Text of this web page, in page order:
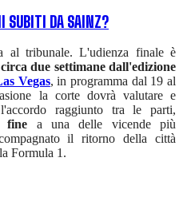
SUBITI DA SAINZ?
al tribunale. L'udienza finale è
due settimane dall'edizione
Vegas, in programma dal 19 al
la corte dovrà valutare e
raggiunto tra le parti,
fine a una delle vicende più
il ritorno della città
Formula 1.